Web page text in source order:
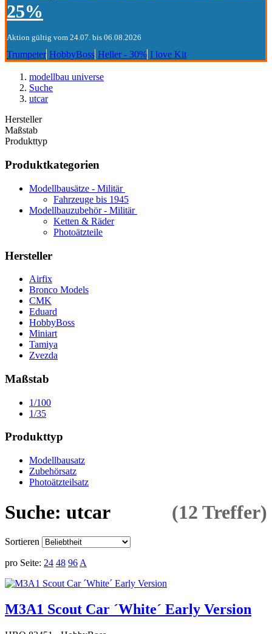
25%
Aktion gültig vom 24.07. bis 06.08.2026
Trumpeter HobbyBoss Heller - 30% I love Kit
modellbau universe
Suche
utcar
Hersteller
Maßstab
Produkttyp
Produktkategorien
Modellbausätze - Militär
Fahrzeuge bis 1945
Modellbauzubehör - Militär
Ketten & Räder
Photoätzteile
Hersteller
Airfix
Bronco Models
CMK
Eduard
HobbyBoss
Miniart
Tamiya
Zvezda
Maßstab
1/100
1/35
Produkttyp
Modellbausatz
Zubehörsatz
Photoätzteilsatz
Suche: utcar (12 Treffer)
Sortieren
pro Seite: 24 48 96 A
M3A1 Scout Car ´White´ Early Version